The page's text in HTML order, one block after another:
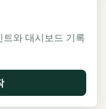
와 대시보드 기록